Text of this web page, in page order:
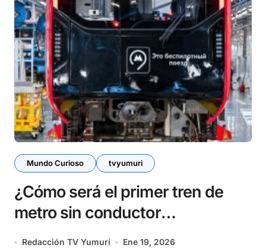
Mundo Curioso tvyumuri
¿Cómo será el primer tren de
metro sin conductor
desarrollado en Rusia?
Redacción TV Yumurí Ene 19, 2026